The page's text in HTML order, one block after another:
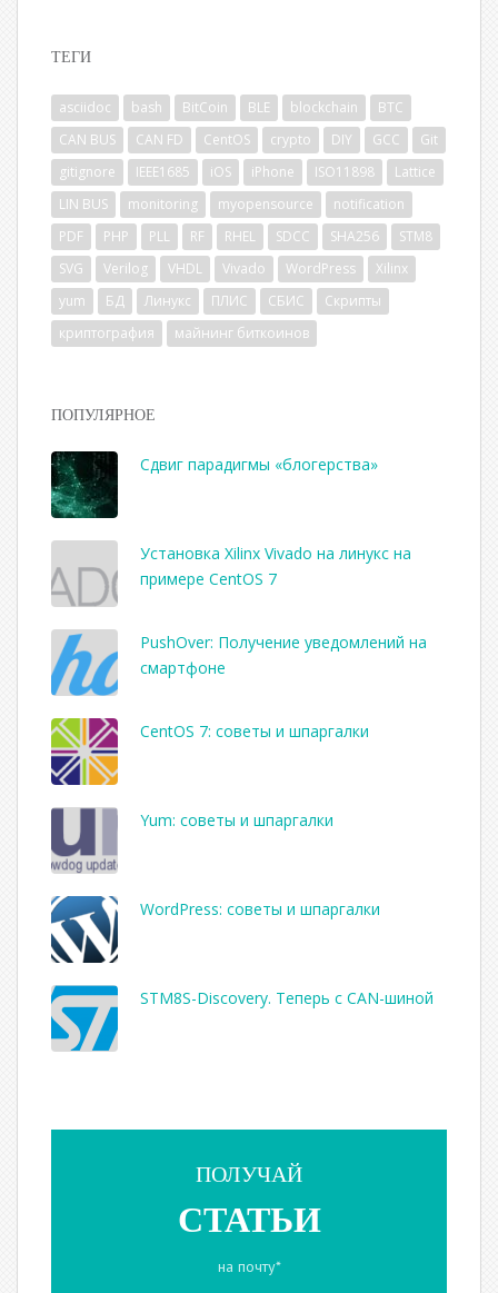
ТЕГИ
asciidoc bash BitCoin BLE blockchain
BTC
CAN BUS
CAN FD CentOS crypto DIY GCC
Git
gitignore
IEEE1685 iOS iPhone ISO11898
Lattice
LIN BUS
monitoring myopensource
notification
PDF
PHP PLL RF RHEL SDCC SHA256
STM8
SVG
Verilog VHDL Vivado WordPress
Xilinx
yum
БД Линукс ПЛИС СБИС
Скрипты
криптография
майнинг биткоинов
ПОПУЛЯРНОЕ
Сдвиг парадигмы «блогерства»
Установка Xilinx Vivado на линукс на
примере CentOS 7
PushOver: Получение уведомлений на
смартфоне
CentOS 7: советы и шпаргалки
Yum: советы и шпаргалки
WordPress: советы и шпаргалки
STM8S-Discovery. Теперь с CAN-шиной
ПОЛУЧАЙ
СТАТЬИ
на почту*